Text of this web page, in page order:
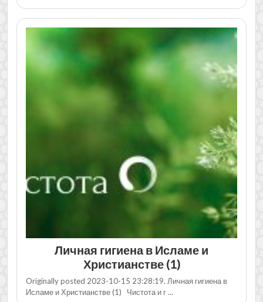
Личная гигиена в Исламе и
Христианстве (1)
Originally posted 2023-10-15 23:28:19. Личная гигиена в
Исламе и Христианстве (1) Чистота и г ...